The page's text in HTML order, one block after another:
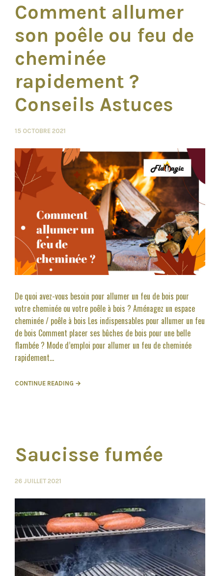
Comment allumer
son poêle ou feu de
cheminée
rapidement ?
Conseils Astuces
15 OCTOBRE 2021
De quoi avez-vous besoin pour allumer un feu de bois pour
votre cheminée ou votre poêle à bois ? Aménagez un espace
cheminée / poêle à bois Les indispensables pour allumer un feu
de bois Comment placer ses bûches de bois pour une belle
flambée ? Mode d’emploi pour allumer un feu de cheminée
rapidement...
CONTINUE READING →
Saucisse fumée
26 JUILLET 2021